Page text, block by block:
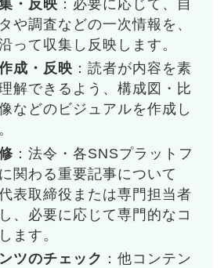
・反映 ：必要に応じて、自
や調査などの一次情報を、
って収集し反映します。
成・反映 ：読者が内容を素
解できるよう、構成図・比
などのビジュアルを作成し
：法令・各SNSプラットフ
関わる重要記事について
表取締役または専門担当者
、必要に応じて専門的なコ
ます。
ツのチェック ：他コンテン